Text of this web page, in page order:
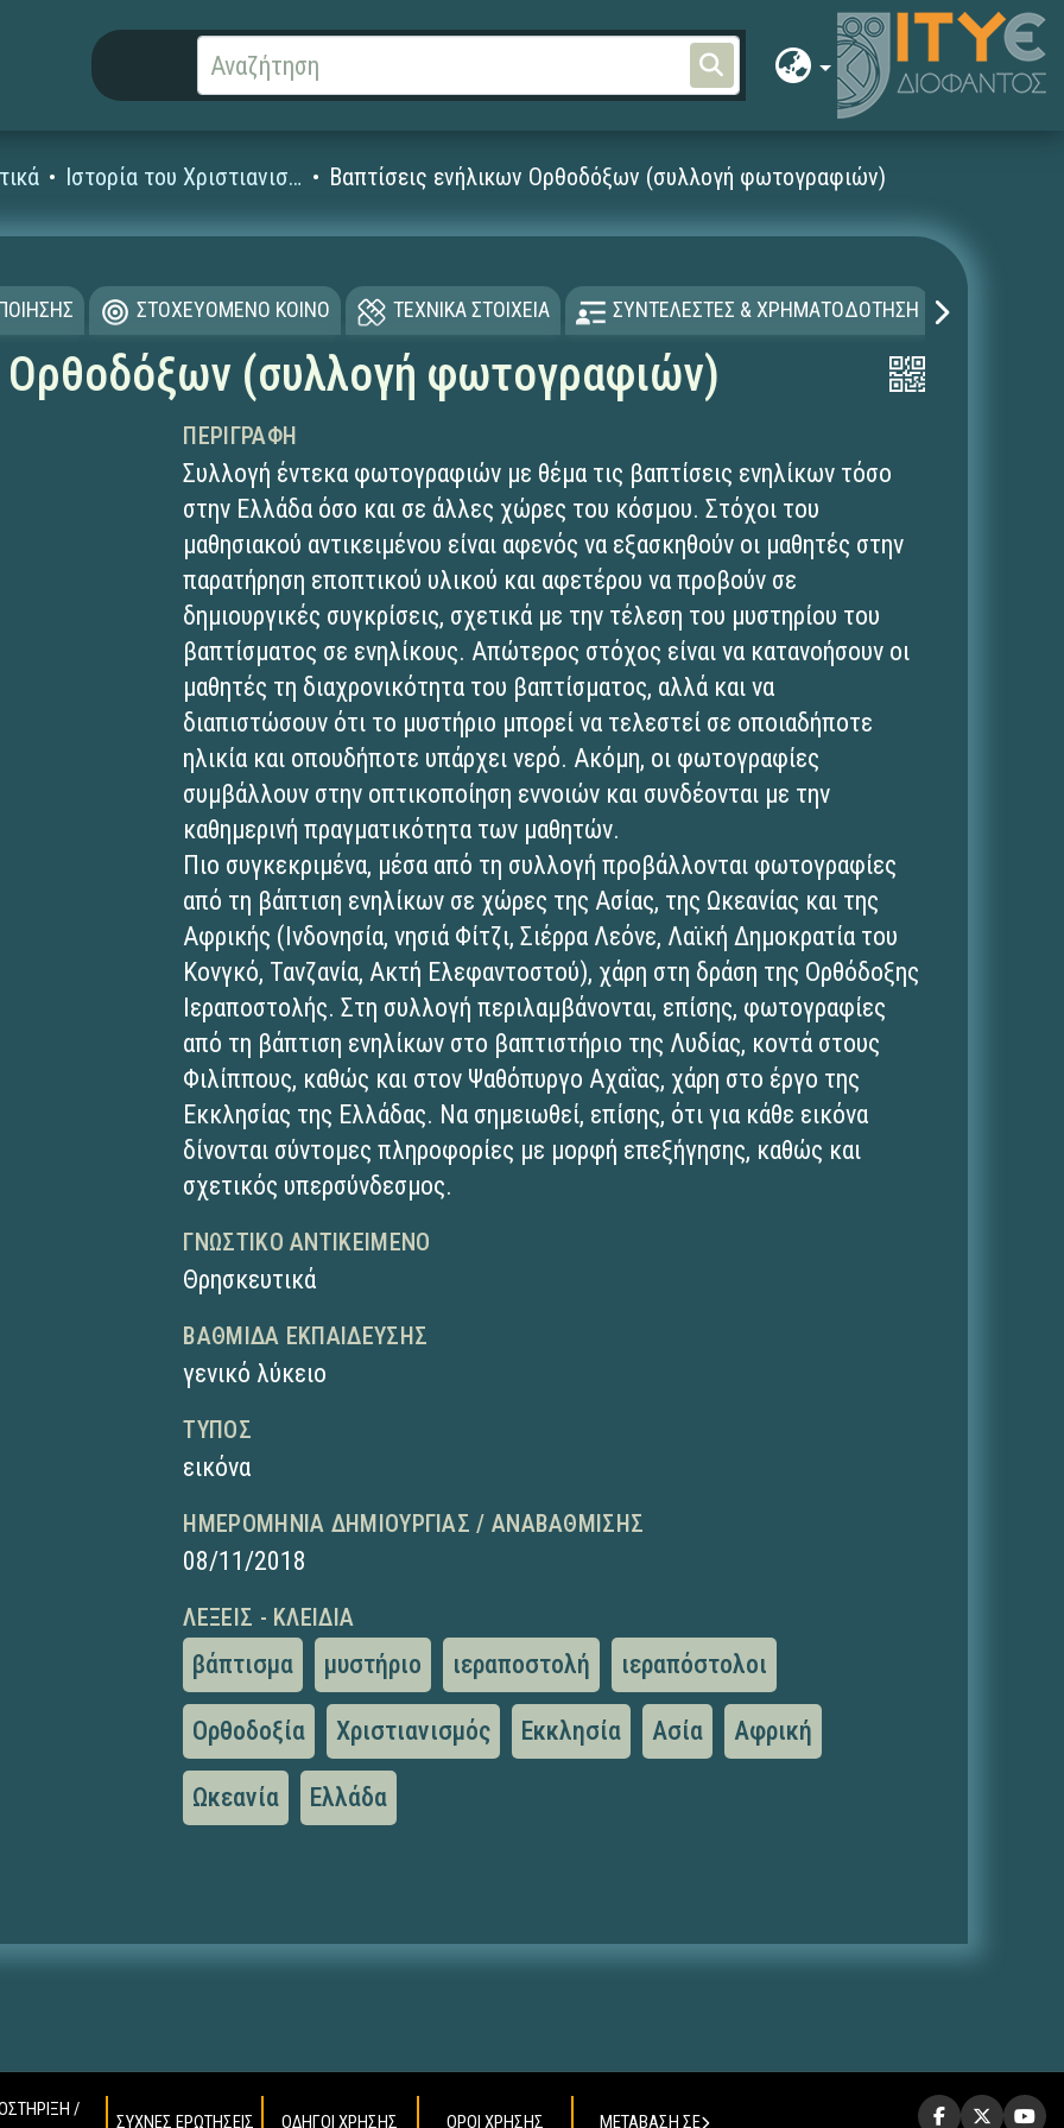
Ιστορία του Χριστιανισμού Βαπτίσεις ενήλικων Ορθοδόξων (συλλογή φωτογραφιών)
ΣΤΟΧΕΥΟΜΕΝΟ ΚΟΙΝΟ ΤΕΧΝΙΚΑ ΣΤΟΙΧΕΙΑ ΣΥΝΤΕΛΕΣΤΕΣ & ΧΡΗΜΑΤΟΔΟΤΗΣΗ
Ορθοδόξων (συλλογή φωτογραφιών)
ΠΕΡΙΓΡΑΦΉ
Συλλογή έντεκα φωτογραφιών με θέμα τις βαπτίσεις ενηλίκων τόσο
στην Ελλάδα όσο και σε άλλες χώρες του κόσμου. Στόχοι του
μαθησιακού αντικειμένου είναι αφενός να εξασκηθούν οι μαθητές στην
παρατήρηση εποπτικού υλικού και αφετέρου να προβούν σε
δημιουργικές συγκρίσεις, σχετικά με την τέλεση του μυστηρίου του
βαπτίσματος σε ενηλίκους. Απώτερος στόχος είναι να κατανοήσουν οι
μαθητές τη διαχρονικότητα του βαπτίσματος, αλλά και να
διαπιστώσουν ότι το μυστήριο μπορεί να τελεστεί σε οποιαδήποτε
ηλικία και οπουδήποτε υπάρχει νερό. Ακόμη, οι φωτογραφίες
συμβάλλουν στην οπτικοποίηση εννοιών και συνδέονται με την
καθημερινή πραγματικότητα των μαθητών.
Πιο συγκεκριμένα, μέσα από τη συλλογή προβάλλονται φωτογραφίες
από τη βάπτιση ενηλίκων σε χώρες της Ασίας, της Ωκεανίας και της
Αφρικής (Ινδονησία, νησιά Φίτζι, Σιέρρα Λεόνε, Λαϊκή Δημοκρατία του
Κονγκό, Τανζανία, Ακτή Ελεφαντοστού), χάρη στη δράση της Ορθόδοξης
Ιεραποστολής. Στη συλλογή περιλαμβάνονται, επίσης, φωτογραφίες
από τη βάπτιση ενηλίκων στο βαπτιστήριο της Λυδίας, κοντά στους
Φιλίππους, καθώς και στον Ψαθόπυργο Αχαΐας, χάρη στο έργο της
Εκκλησίας της Ελλάδας. Να σημειωθεί, επίσης, ότι για κάθε εικόνα
δίνονται σύντομες πληροφορίες με μορφή επεξήγησης, καθώς και
σχετικός υπερσύνδεσμος.
ΓΝΩΣΤΙΚΌ ΑΝΤΙΚΕΊΜΕΝΟ
Θρησκευτικά
ΒΑΘΜΊΔΑ ΕΚΠΑΊΔΕΥΣΗΣ
γενικό λύκειο
ΤΎΠΟΣ
εικόνα
ΗΜΕΡΟΜΗΝΊΑ ΔΗΜΙΟΥΡΓΊΑΣ / ΑΝΑΒΆΘΜΙΣΗΣ
08/11/2018
ΛΈΞΕΙΣ - ΚΛΕΙΔΙΆ
βάπτισμα μυστήριο ιεραποστολή ιεραπόστολοι
Ορθοδοξία Χριστιανισμός Εκκλησία Ασία Αφρική
Ωκεανία Ελλάδα
/
ΣΥΧΝΕΣ ΕΡΩΤΗΣΕΙΣ ΟΔΗΓΟΙ ΧΡΗΣΗΣ ΟΡΟΙ ΧΡΗΣΗΣ ΜΕΤΑΒΑΣΗ ΣΕ